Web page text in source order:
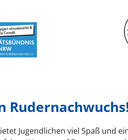
Jugendlichen viel Spaß und